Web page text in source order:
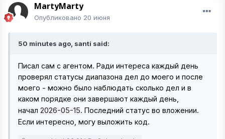
MartyMarty
Опубликовано 20 июня
50 minutes ago, santi said:
Писал сам с агентом. Ради интереса каждый день
проверял статусы диапазона дел до моего и после
моего - можно было наблюдать сколько дел и в
каком порядке они завершают каждый день,
начал 2026-05-15. Последний статус во вложении.
Если интересно, могу выложить код.